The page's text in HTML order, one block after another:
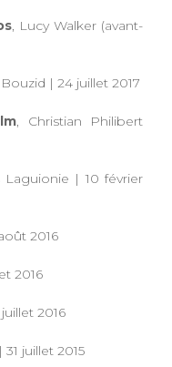
, Lucy Walker (avant-
| 24 juillet 2017
, Christian Philibert
Laguionie | 10 février
2016
2016
2016
juillet 2015